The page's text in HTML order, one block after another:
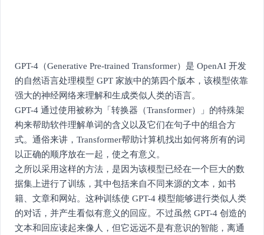
GPT-4（Generative Pre-trained Transformer）是 OpenAI 开发
的自然语言处理模型 GPT 家族中的第四个版本，该模型依靠
强大的神经网络来理解和生成类似人类的语言。
GPT-4 通过使用被称为「转换器（Transformer）」的特殊架
构来帮助软件理解单词的含义以及它们在句子中的组合方
式。通俗来讲，Transformer帮助计算机找出如何将所有的词
以正确的顺序放在一起，使之有意义。
之所以采用这样的方法，是因为该模型已经在一个巨大的数
据集上进行了训练，其中包括来自不同来源的文本，如书
籍、文章和网站。这种训练使 GPT-4 模型能够进行类似人类
的对话，并产生看似有意义的回应。不过虽然 GPT-4 创造的
文本和回应读起来像人，但它远远不是有意识的智能，离通